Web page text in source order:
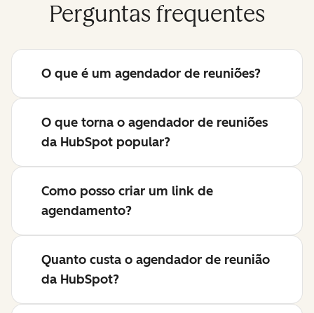
Perguntas frequentes
O que é um agendador de reuniões?
O que torna o agendador de reuniões
da HubSpot popular?
Como posso criar um link de
agendamento?
Quanto custa o agendador de reunião
da HubSpot?